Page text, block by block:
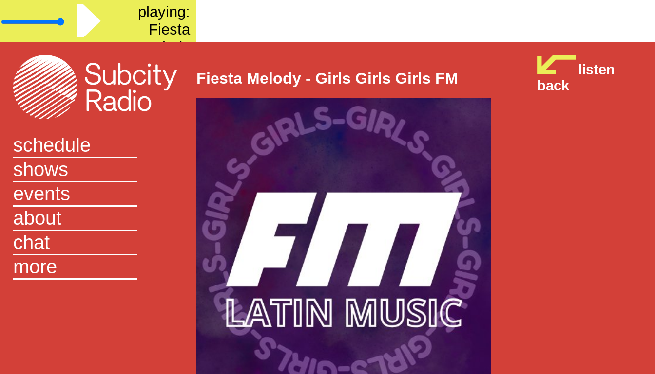
playing:
Fiesta
Melody
schedule
shows
events
about
chat
more
Fiesta Melody - Girls Girls Girls FM
listen
back